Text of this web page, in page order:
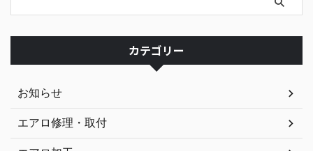
カテゴリー
お知らせ
エアロ修理・取付